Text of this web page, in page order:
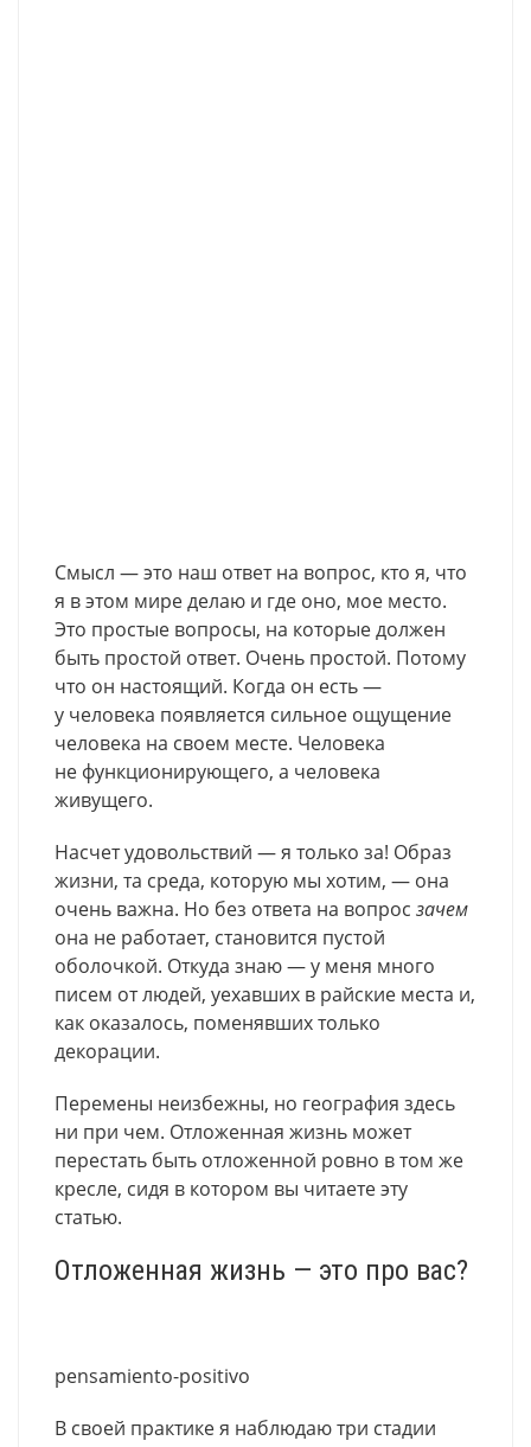
Смысл — это наш ответ на вопрос, кто я, что
я в этом мире делаю и где оно, мое место.
Это простые вопросы, на которые должен
быть простой ответ. Очень простой. Потому
что он настоящий. Когда он есть —
у человека появляется сильное ощущение
человека на своем месте. Человека
не функционирующего, а человека
живущего.
Насчет удовольствий — я только за! Образ
жизни, та среда, которую мы хотим, — она
очень важна. Но без ответа на вопрос зачем
она не работает, становится пустой
оболочкой. Откуда знаю — у меня много
писем от людей, уехавших в райские места и,
как оказалось, поменявших только
декорации.
Перемены неизбежны, но география здесь
ни при чем. Отложенная жизнь может
перестать быть отложенной ровно в том же
кресле, сидя в котором вы читаете эту
статью.
Отложенная жизнь — это про вас?
pensamiento-positivo
В своей практике я наблюдаю три стадии